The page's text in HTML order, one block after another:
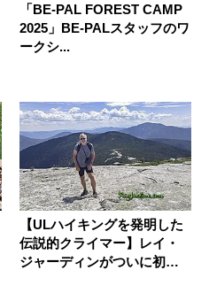
「BE-PAL FOREST CAMP
2025」BE-PALスタッフのワ
ークシ...
【ULハイキングを発明した
伝説的クライマー】レイ・
ジャーディンがついに初来